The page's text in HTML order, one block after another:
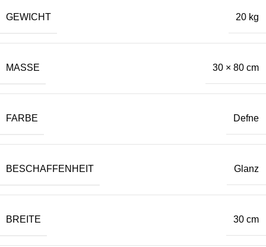
GEWICHT 20 kg
MASSE 30 × 80 cm
FARBE Defne
BESCHAFFENHEIT Glanz
BREITE 30 cm